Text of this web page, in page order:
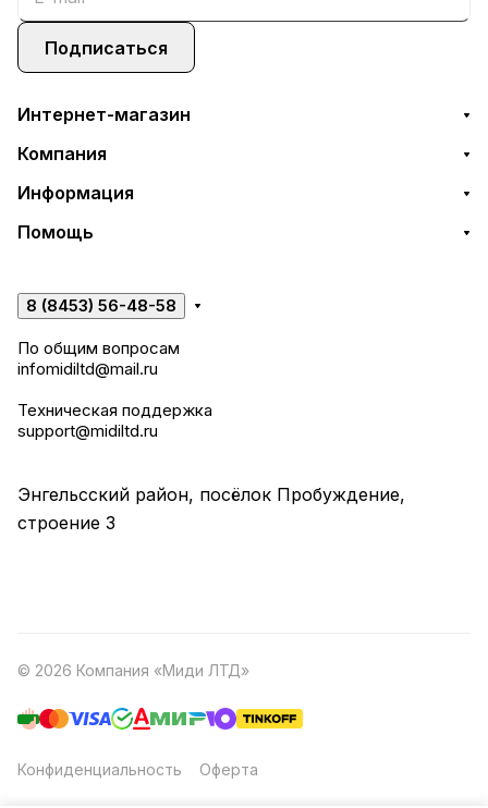
Подписаться
Интернет-магазин
Компания
Информация
Помощь
8 (8453) 56-48-58
По общим вопросам
infomidiltd@mail.ru
Техническая поддержка
support@midiltd.ru
Энгельсский район, посёлок Пробуждение,
строение 3
© 2026 Компания «Миди ЛТД»
Конфиденциальность Оферта